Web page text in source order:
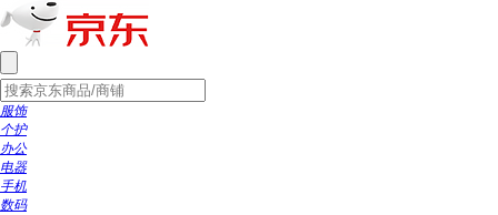
服饰
个护
办公
电器
手机
数码